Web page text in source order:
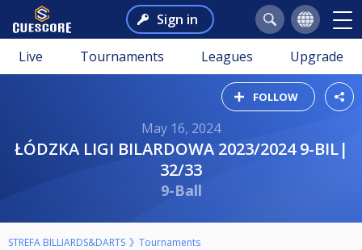
Sign in
Live Tournaments Leagues Upgrade
FOLLOW
May 16, 2024
ŁÓDZKA LIGI BILARDOWA 2023/2024 9-BIL|
32/33
9-Ball
STREFA BILLIARDS&DARTS Tournaments